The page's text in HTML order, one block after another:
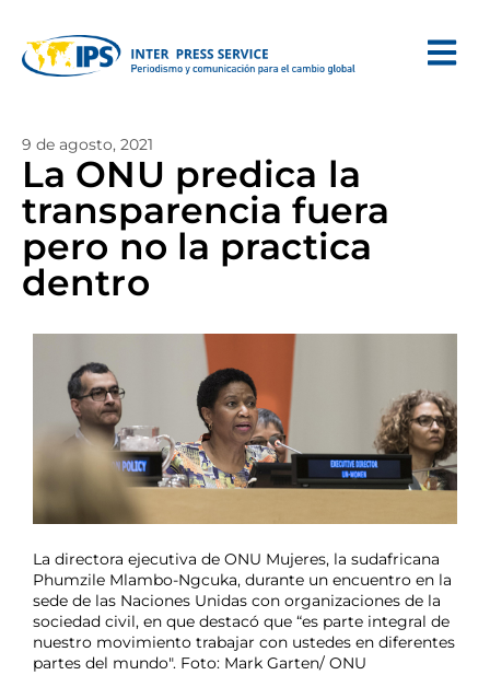
9 de agosto, 2021
La ONU predica la
transparencia fuera
pero no la practica
dentro
La directora ejecutiva de ONU Mujeres, la sudafricana
Phumzile Mlambo-Ngcuka, durante un encuentro en la
sede de las Naciones Unidas con organizaciones de la
sociedad civil, en que destacó que “es parte integral de
nuestro movimiento trabajar con ustedes en diferentes
partes del mundo". Foto: Mark Garten/ ONU